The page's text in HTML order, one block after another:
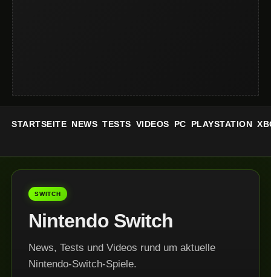
STARTSEITE NEWS TESTS VIDEOS PC PLAYSTATION
SWITCH
Nintendo Switch
News, Tests und Videos rund um aktuelle
Nintendo-Switch-Spiele.